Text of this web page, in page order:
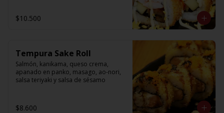
$10.500
Tempura Sake Roll
Salmón, kanikama, queso crema,
apanado en panko, masago, ao-nori,
salsa teriyaki y salsa de sésamo
$8.600